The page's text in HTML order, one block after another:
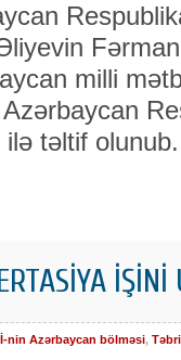
milli
Azərbaycan
ilə təltif olunub.
nin Azərbaycan bölməsi,